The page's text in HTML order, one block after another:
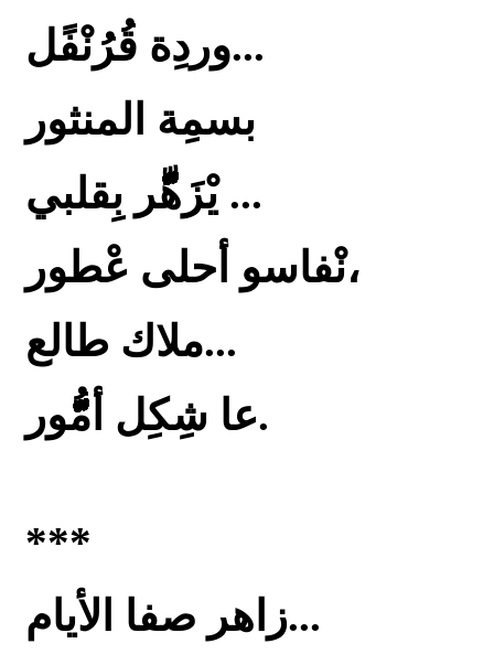
وردِة قُرُنْفًل...
بسمِة المنثور
يْزَهِّّّّّّّّّّّّّّّّّّّّّّّّّّّّّّّّّّّّّر بِقلبي ...
نْفاسو أحلى عْطور،
ملاك طالع...
عا شِكِل أمُّّّّّّّّّّّّّّّّّور.
***
زاهر صفا الأيام...